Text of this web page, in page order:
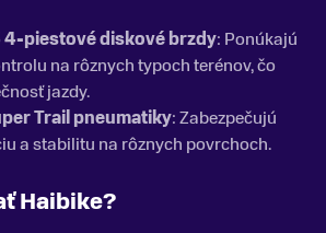
4-piestové diskové brzdy: Ponúkajú
na rôznych typoch terénov, čo
jazdy.
Trail pneumatiky: Zabezpečujú
a stabilitu na rôznych povrchoch.
Haibike?